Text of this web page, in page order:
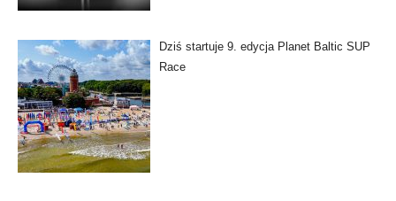
Dziś startuje 9. edycja Planet Baltic SUP
Race